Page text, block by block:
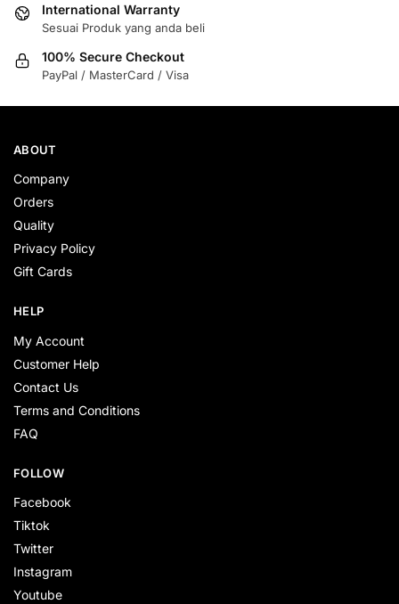
International Warranty
Sesuai Produk yang anda beli
100% Secure Checkout
PayPal / MasterCard / Visa
ABOUT
Company
Orders
Quality
Privacy Policy
Gift Cards
HELP
My Account
Customer Help
Contact Us
Terms and Conditions
FAQ
FOLLOW
Facebook
Tiktok
Twitter
Instagram
Youtube